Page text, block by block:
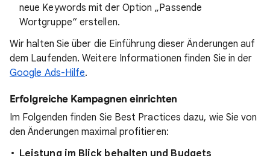
neue Keywords mit der Option „Passende
Wortgruppe“ erstellen.
Wir halten Sie über die Einführung dieser Änderungen auf
dem Laufenden. Weitere Informationen finden Sie in der
Google Ads-Hilfe.
Erfolgreiche Kampagnen einrichten
Im Folgenden finden Sie Best Practices dazu, wie Sie von
den Änderungen maximal profitieren:
Leistung im Blick behalten und Budgets